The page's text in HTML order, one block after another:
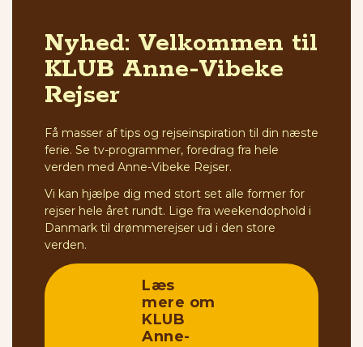
Nyhed: Velkommen til
KLUB Anne-Vibeke
Rejser
Få masser af tips og rejseinspiration til din næste
ferie. Se tv-programmer, foredrag fra hele
verden med Anne-Vibeke Rejser.
Vi kan hjælpe dig med stort set alle former for
rejser hele året rundt. Lige fra weekendophold i
Danmark til drømmerejser ud i den store
verden.
Læs
mere om
KLUB
Anne-